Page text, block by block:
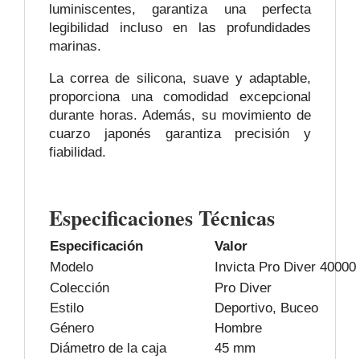
luminiscentes, garantiza una perfecta
legibilidad incluso en las profundidades
marinas.
La correa de silicona, suave y adaptable,
proporciona una comodidad excepcional
durante horas. Además, su movimiento de
cuarzo japonés garantiza precisión y
fiabilidad.
Especificaciones Técnicas
Especificación
Valor
Modelo
Invicta Pro Diver 40000
Colección
Pro Diver
Estilo
Deportivo, Buceo
Género
Hombre
Diámetro de la caja
45 mm